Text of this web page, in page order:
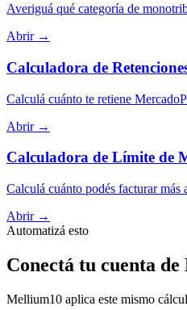
Averiguá qué categoría de
Abrir →
Calculadora de
Calculá cuánto te retiene
Abrir →
Calculadora de Límite de
Calculá cuánto podés facturar
Abrir →
Automatizá esto
Conectá tu cuenta
Mellium10 aplica este mismo